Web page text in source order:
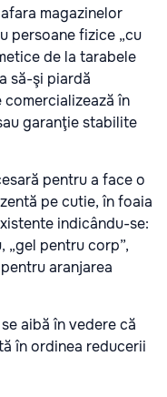
magazinelor
persoane fizice „cu
de la tarabele
să-şi piardă
în
garanţie stabilite
pentru a face o
pe cutie, în foaia
indicându-se:
„gel pentru corp”,
aranjarea
aibă în vedere că
în ordinea reducerii